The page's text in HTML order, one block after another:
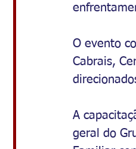
O evento
Cabrais,
A
geral do